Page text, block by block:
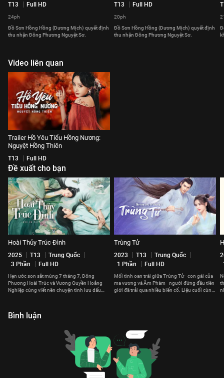
T13 Full HD
24ph
Đồ Sơn Hồng Hồng (Dương Mịch) quyết định
thu nhận Đông Phương Nguyệt Sơ.
T13 Full HD
20ph
Đồ Sơn Hồng Hồng (Dương Mịch) quyết định
thu nhận Đông Phương Nguyệt Sơ.
Video liên quan
Trailer Hồ Yêu Tiểu Hồng Nương:
Nguyệt Hồng Thiên
T13 Full HD
Đề xuất cho bạn
Hoài Thủy Trúc Đình
2025 T13
Trung Quốc
3 Phần
Full HD
Hẹn ước son sắt mùng 7 tháng 7, Đông
Phương Hoài Trúc và Vương Quyền Hoằng
Nghiệp cùng viết nên chuyện tình lưu dấu
Trùng Tử
2023 T13
Trung Quốc
1 Phần
Full HD
Mối tình oan trái giữa Trùng Tử - con gái của
ma vương và Âm Phàm - người đứng đầu tiên
giới đã trải qua nhiều biến cố. Liệu cuối cùng,
Bình luận